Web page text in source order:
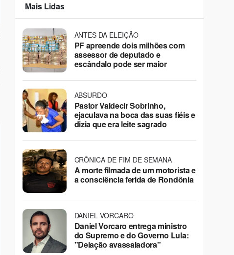
Mais Lidas
ANTES DA ELEIÇÃO
PF apreende dois milhões com
assessor de deputado e
escândalo pode ser maior
ABSURDO
Pastor Valdecir Sobrinho,
ejaculava na boca das suas fiéis e
dizia que era leite sagrado
CRÔNICA DE FIM DE SEMANA
A morte filmada de um motorista e
a consciência ferida de Rondônia
DANIEL VORCARO
Daniel Vorcaro entrega ministro
do Supremo e do Governo Lula:
"Delação avassaladora"